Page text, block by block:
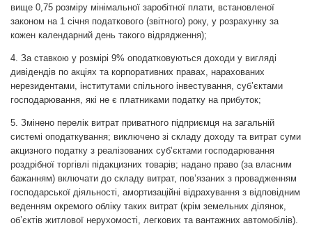
вище 0,75 розміру мінімальної заробітної плати, встановленої
законом на 1 січня податкового (звітного) року, у розрахунку за
кожен календарний день такого відрядження);
4. За ставкою у розмірі 9% оподатковуються доходи у вигляді
дивідендів по акціях та корпоративних правах, нарахованих
нерезидентами, інститутами спільного інвестування, суб’єктами
господарювання, які не є платниками податку на прибуток;
5. Змінено перелік витрат приватного підприємця на загальній
системі оподаткування; виключено зі складу доходу та витрат суми
акцизного податку з реалізованих суб’єктами господарювання
роздрібної торгівлі підакцизних товарів; надано право (за власним
бажанням) включати до складу витрат, пов’язаних з провадженням
господарської діяльності, амортизаційні відрахування з відповідним
веденням окремого обліку таких витрат (крім земельних ділянок,
об’єктів житлової нерухомості, легкових та вантажних автомобілів).